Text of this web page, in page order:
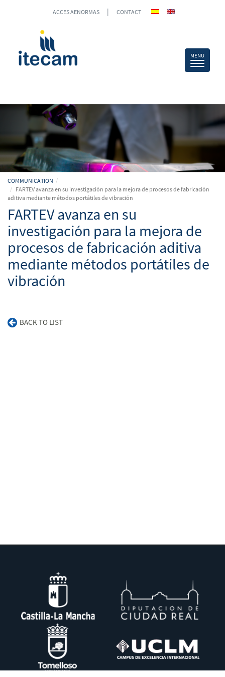
ACCES AENORMAS | CONTACT
COMMUNICATION
FARTEV avanza en su investigación para la mejora de procesos de fabricación
aditiva mediante métodos portátiles de vibración
FARTEV avanza en su
investigación para la mejora de
procesos de fabricación aditiva
mediante métodos portátiles de
vibración
BACK TO LIST